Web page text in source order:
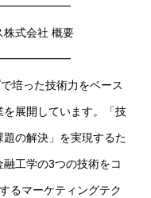
株式会社 概要
培った技術力をベース
展開しています。「技
の解決」を実現するた
工学の3つの技術をコ
るマーケティングテク